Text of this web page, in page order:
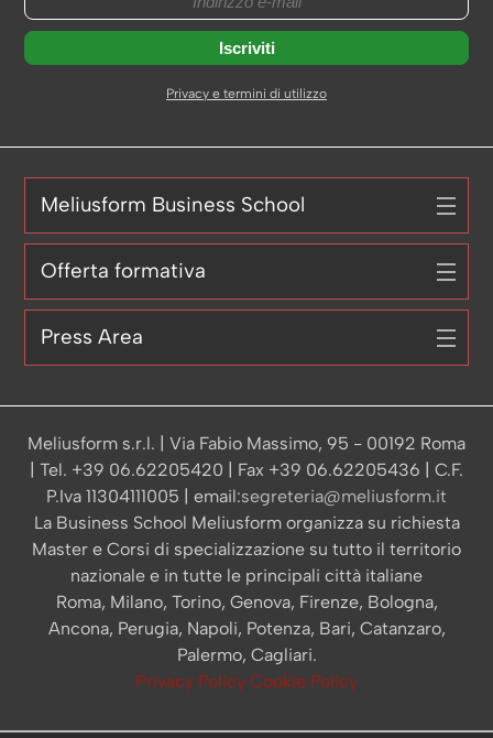
Privacy e termini di utilizzo
Meliusform Business School
Offerta formativa
Press Area
Meliusform s.r.l. | Via Fabio Massimo, 95 - 00192 Roma
| Tel. +39 06.62205420 | Fax +39 06.62205436 | C.F.
P.Iva 11304111005 | email:segreteria@meliusform.it
La Business School Meliusform organizza su richiesta
Master e Corsi di specializzazione su tutto il territorio
nazionale e in tutte le principali città italiane
Roma, Milano, Torino, Genova, Firenze, Bologna,
Ancona, Perugia, Napoli, Potenza, Bari, Catanzaro,
Palermo, Cagliari.
Privacy Policy Cookie Policy